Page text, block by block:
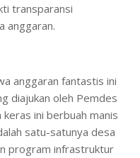
transparansi
anggaran.
anggaran fantastis ini
diajukan oleh Pemdes
ini berbuah manis
satu-satunya desa
program infrastruktur